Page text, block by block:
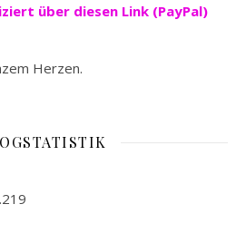
über diesen Link (PayPal)
Herzen.